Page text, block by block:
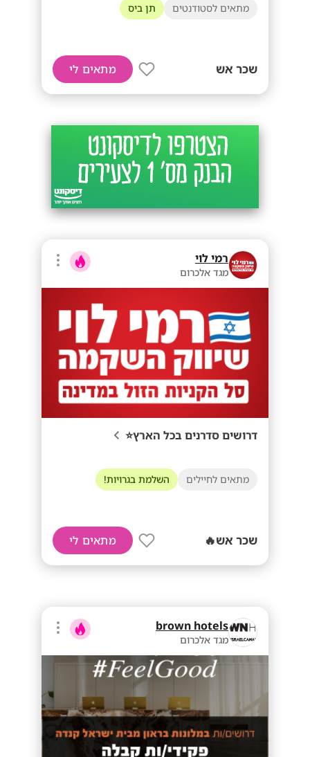
מתאים לסטודנטים תן ביס
שכר אש מתאים לי
רמי לוי
מגד אלכרום
דרושים סדרנים בכל הארץ⭐
מתאים לחיילים השלמת בגרויות!
שכר אש🔥 מתאים לי
brown hotels
מגד אלכרום